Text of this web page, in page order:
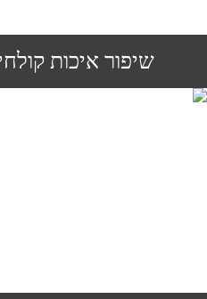
שיפור איכות